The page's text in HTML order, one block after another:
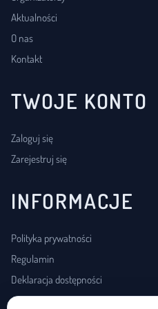
Aktualności
O nas
Kontakt
TWOJE KONTO
Zaloguj się
Zarejestruj się
INFORMACJE
Polityka prywatności
Regulamin
Deklaracja dostępności